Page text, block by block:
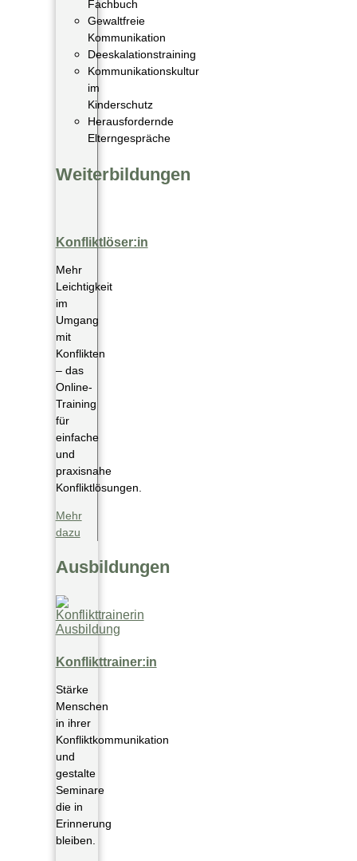
Fachbuch
Gewaltfreie
Kommunikation
Deeskalationstraining
Kommunikationskultur
im
Kinderschutz
Herausfordernde
Elterngespräche
Weiterbildungen
Konfliktlöser:in
Mehr
Leichtigkeit
im
Umgang
mit
Konflikten
– das
Online-
Training
für
einfache
und
praxisnahe
Konfliktlösungen.​
Mehr
dazu
Ausbildungen
Konflikttrainer:in
Stärke
Menschen
in ihrer
Konfliktkommunikation
und
gestalte
Seminare
die in
Erinnerung
bleiben.